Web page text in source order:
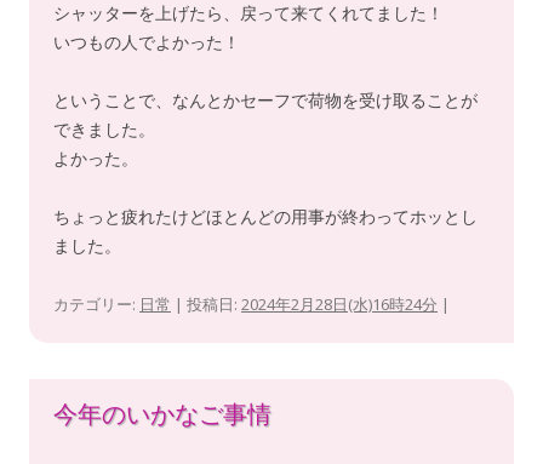
シャッターを上げたら、戻って来てくれてました！
いつもの人でよかった！
ということで、なんとかセーフで荷物を受け取ることが
できました。
よかった。
ちょっと疲れたけどほとんどの用事が終わってホッとし
ました。
カテゴリー: 日常 | 投稿日: 2024年2月28日(水)16時24分 |
今年のいかなご事情